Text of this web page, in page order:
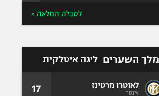
לטבלה המלאה >
מלך השערים ליגה איטלקית
לאוטרו מרטינז
אינטר 17